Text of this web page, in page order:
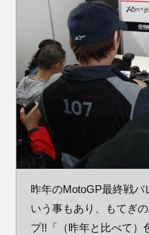
昨年のMotoGP最終戦バ
いう事もあり、もてぎ
プ!!「（昨年と比べて）